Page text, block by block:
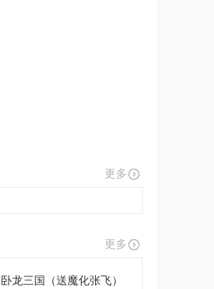
更多
更多
卧龙三国（送魔化张飞）